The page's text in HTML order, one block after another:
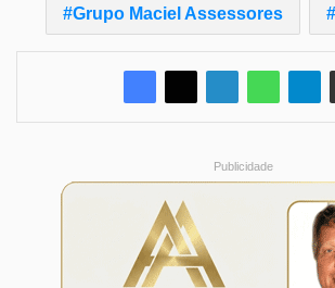
Grupo Maciel Assessores
Publicidade